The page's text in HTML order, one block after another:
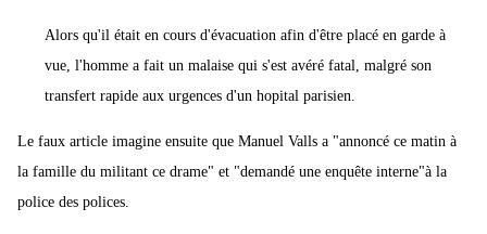
Alors qu'il était en cours d'évacuation afin d'être placé en garde à
vue, l'homme a fait un malaise qui s'est avéré fatal, malgré son
transfert rapide aux urgences d'un hopital parisien.
Le faux article imagine ensuite que Manuel Valls a "annoncé ce matin à
la famille du militant ce drame" et "demandé une enquête interne"à la
police des polices.